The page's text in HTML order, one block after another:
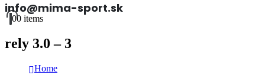
info@mima-sport.sk
00 items
rely 3.0 – 3
Home